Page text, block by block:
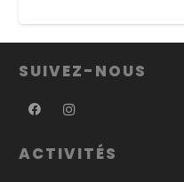
SUIVEZ-NOUS
ACTIVITÉS